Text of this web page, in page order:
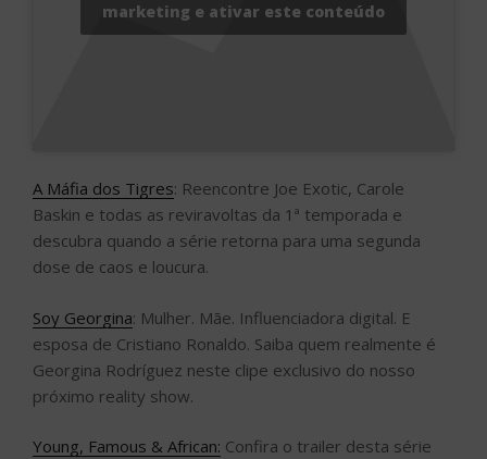
marketing e ativar este conteúdo
A Máfia dos Tigres: Reencontre Joe Exotic, Carole
Baskin e todas as reviravoltas da 1ª temporada e
descubra quando a série retorna para uma segunda
dose de caos e loucura.
Soy Georgina: Mulher. Mãe. Influenciadora digital. E
esposa de Cristiano Ronaldo. Saiba quem realmente é
Georgina Rodríguez neste clipe exclusivo do nosso
próximo reality show.
Young, Famous & African: Confira o trailer desta série